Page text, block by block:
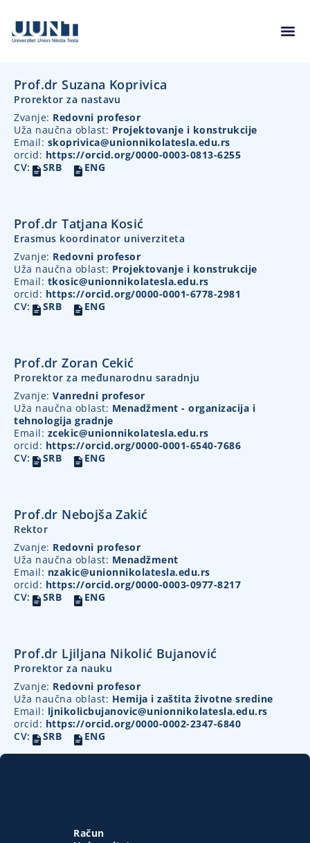
Prof.dr Suzana Koprivica
Prorektor za nastavu
Zvanje: Redovni profesor
Uža naučna oblast: Projektovanje i konstrukcije
Email: skoprivica@unionnikolatesla.edu.rs
orcid: https://orcid.org/0000-0003-0813-6255
CV:
SRB ENG
Prof.dr Tatjana Kosić
Erasmus koordinator univerziteta
Zvanje: Redovni profesor
Uža naučna oblast: Projektovanje i konstrukcije
Email: tkosic@unionnikolatesla.edu.rs
orcid: https://orcid.org/0000-0001-6778-2981
CV:
SRB ENG
Prof.dr Zoran Cekić
Prorektor za međunarodnu saradnju
Zvanje: Vanredni profesor
Uža naučna oblast: Menadžment - organizacija i
tehnologija gradnje
Email: zcekic@unionnikolatesla.edu.rs
orcid: https://orcid.org/0000-0001-6540-7686
CV:
SRB ENG
Prof.dr Nebojša Zakić
Rektor
Zvanje: Redovni profesor
Uža naučna oblast: Menadžment
Email: nzakic@unionnikolatesla.edu.rs
orcid: https://orcid.org/0000-0003-0977-8217
CV:
SRB ENG
Prof.dr Ljiljana Nikolić Bujanović
Prorektor za nauku
Zvanje: Redovni profesor
Uža naučna oblast: Hemija i zaštita životne sredine
Email: ljnikolicbujanovic@unionnikolatesla.edu.rs
orcid: https://orcid.org/0000-0002-2347-6840
CV:
SRB ENG
Račun